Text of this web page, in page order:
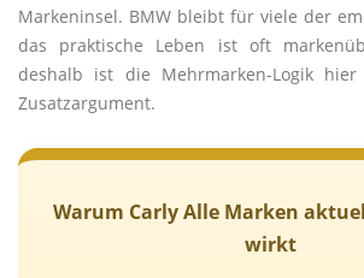
Markeninsel. BMW bleibt für viele der
das praktische Leben ist oft
deshalb ist die Mehrmarken-Logik
Zusatzargument.
Warum Carly Alle Marken
wirkt